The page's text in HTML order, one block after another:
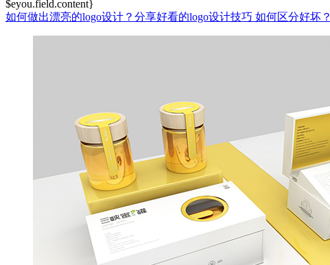
$eyou.field.content}
如何做出漂亮的logo设计？分享好看的logo设计技巧 如何区分好坏？